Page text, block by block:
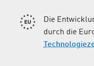
Die
durch die